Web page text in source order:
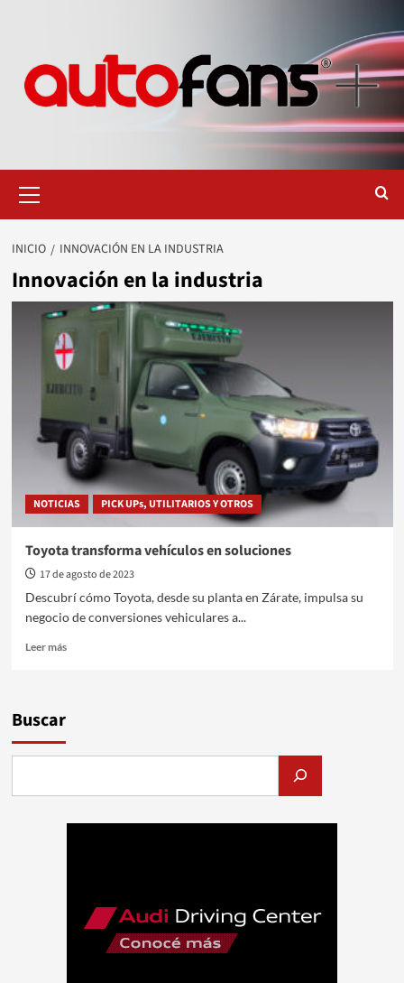
primario
INICIO INNOVACIÓN EN LA INDUSTRIA
Innovación en la industria
NOTICIAS PICK UPs, UTILITARIOS Y OTROS
Toyota transforma vehículos en soluciones
17 de agosto de 2023
Descubrí cómo Toyota, desde su planta en Zárate, impulsa su
negocio de conversiones vehiculares a...
Leer másLeer
en
Buscar